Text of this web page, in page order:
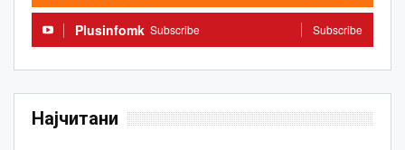
Plusinfomk Subscribe Subscribe
Најчитани